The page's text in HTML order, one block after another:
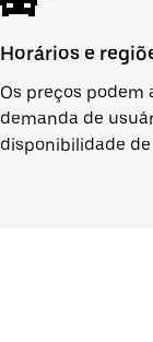
Horários e
Os preços
demanda de
disponibilidade